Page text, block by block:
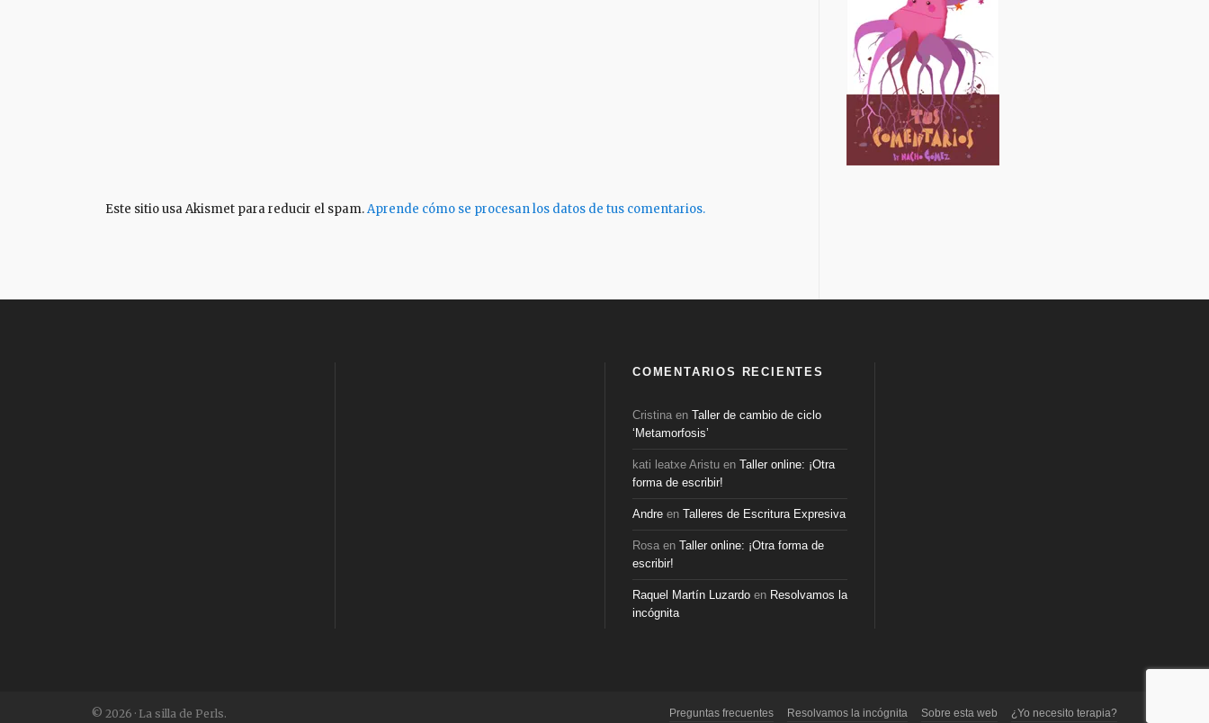
Este sitio usa Akismet para reducir el spam.Aprende cómo se procesan los datos de tus comentarios.
COMENTARIOS RECIENTES
Cristina en Taller de cambio de ciclo
‘Metamorfosis’
kati leatxe Aristu en Taller online: ¡Otra
forma de escribir!
Andre en Talleres de Escritura Expresiva
Rosa en Taller online: ¡Otra forma de
escribir!
Raquel Martín Luzardo en Resolvamos la
incógnita
© 2026 · La silla de Perls. Preguntas frecuentes Resolvamos la incógnita Sobre esta web ¿Yo necesito terapia?